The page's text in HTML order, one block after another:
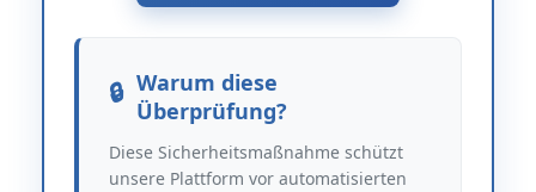
Warum diese
Überprüfung?
Diese Sicherheitsmaßnahme schützt
unsere Plattform vor automatisierten